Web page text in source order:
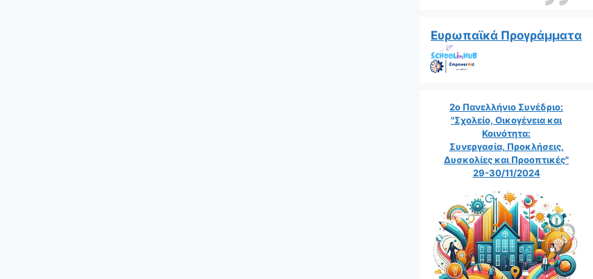
Ευρωπαϊκά Προγράμματα
2ο Πανελλήνιο Συνέδριο:
"Σχολείο, Οικογένεια και
Κοινότητα:
Συνεργασία, Προκλήσεις,
Δυσκολίες και Προοπτικές"
29-30/11/2024